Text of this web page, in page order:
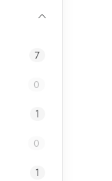
7
0
1
0
1